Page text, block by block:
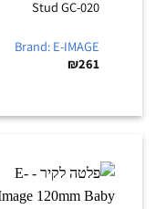
Stud GC-020
Brand: E-IMAGE
₪261